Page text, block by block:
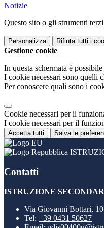
Notizie
Questo sito o gli strumenti
Personalizza Rifiuta tutti i
Gestione cookie
In questa schermata è
I cookie necessari sono quelli
Per conoscere quali sono i
Cookie necessari per il
I cookie necessari per il
Accetta tutti Salva le
Contatti
ISTRUZIONE
Via Giovanni Bottari,
Tel: +39 0431 50627